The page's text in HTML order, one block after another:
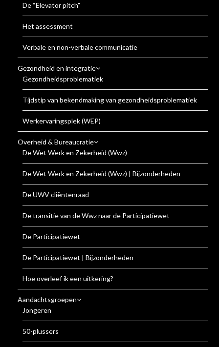
De “Elevator pitch”
Het assessment
Verbale en non-verbale communicatie
Gezondheid en integratie
Gezondheidsproblematiek
Tijdstip van bekendmaking van gezondheidsproblematiek
Werkervaringsplek (WEP)
Overheid & Bureaucratie
De Wet Werk en Zekerheid (Wwz)
De Wet Werk en Zekerheid (Wwz) | Bijzonderheden
De UWV cliëntenraad
De transitie van de Wwz naar de Participatiewet
De Participatiewet
De Participatiewet | Bijzonderheden
Hoe overleef ik een uitkering?
Aandachtsgroepen
Jongeren
50-plussers